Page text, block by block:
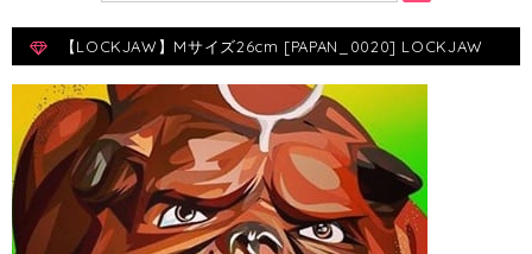
【LOCKJAW】Mサイズ26cm [PAPAN_0020] LOCKJAW